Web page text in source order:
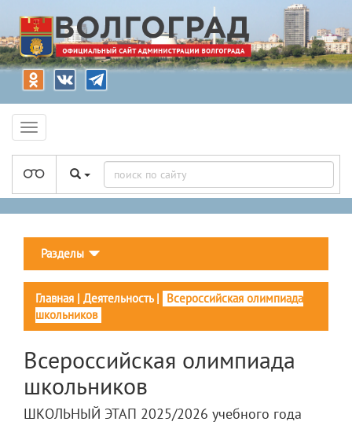
Разделы
Главная | Деятельность| Всероссийская олимпиада
школьников
Всероссийская олимпиада
школьников
ШКОЛЬНЫЙ ЭТАП 2025/2026 учебного года